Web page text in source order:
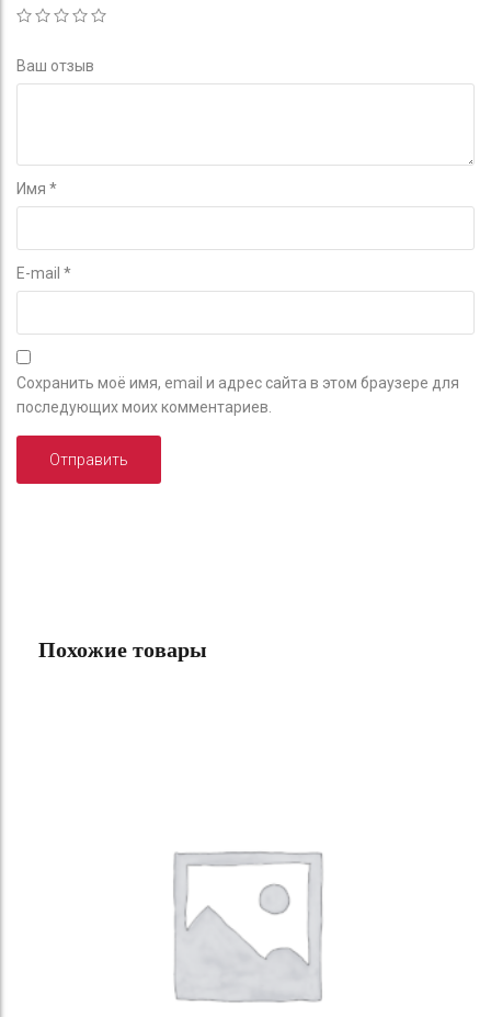
Ваш отзыв
Имя *
E-mail *
Сохранить моё имя, email и адрес сайта в этом браузере для
последующих моих комментариев.
Похожие товары